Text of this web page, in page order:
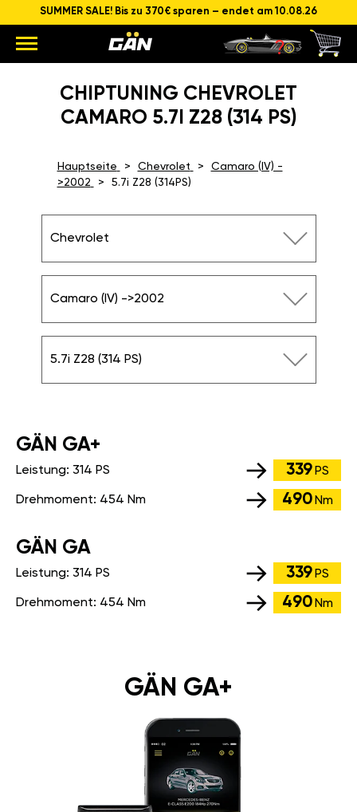
SUMMER SALE! Bis zu 370€ sparen – endet am 10.08.26
CHIPTUNING CHEVROLET
CAMARO 5.7I Z28 (314 PS)
Hauptseite Chevrolet
Camaro (IV) -
>2002
5.7i Z28 (314PS)
Chevrolet
Camaro (IV) ->2002
5.7i Z28 (314 PS)
GÄN GA+
Leistung: 314 PS 339 PS
Drehmoment: 454 Nm 490 Nm
GÄN GA
Leistung: 314 PS 339 PS
Drehmoment: 454 Nm 490 Nm
GÄN GA+